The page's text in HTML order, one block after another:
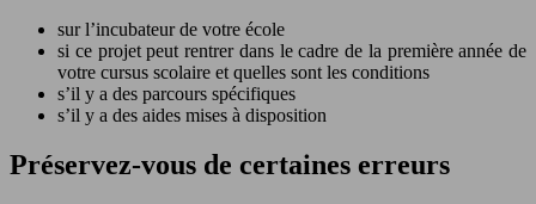
sur l’incubateur de votre école
si ce projet peut rentrer dans le cadre de la première année de
votre cursus scolaire et quelles sont les conditions
s’il y a des parcours spécifiques
s’il y a des aides mises à disposition
Préservez-vous de certaines erreurs